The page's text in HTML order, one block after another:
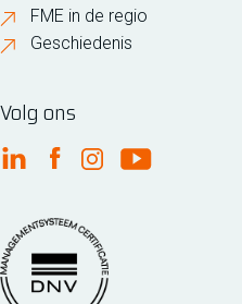
FME in de regio
Geschiedenis
Volg ons
FME Linkedin
FME Facebook
FME Instagram
FME Youtube